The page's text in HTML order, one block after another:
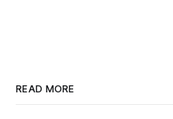
READ MORE